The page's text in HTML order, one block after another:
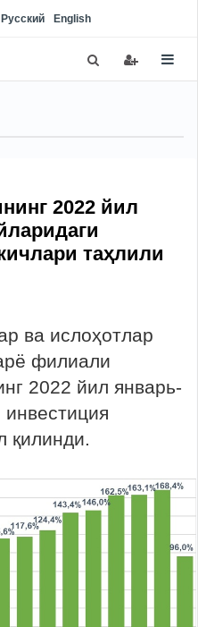
Русский English
2022 йил
таҳлили
ва ислоҳотлар
филиали
2022 йил январь-
инвестиция
қилинди.